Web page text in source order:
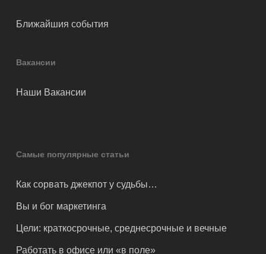
Ближайшия события
Вакансии
Наши Вакансии
Самые популярные статьи
Как сорвать джекпот у судьбы…
Вы и бог маркетинга
Цели: краткосрочные, среднесрочные и вечные
Работать в офисе или «в поле»